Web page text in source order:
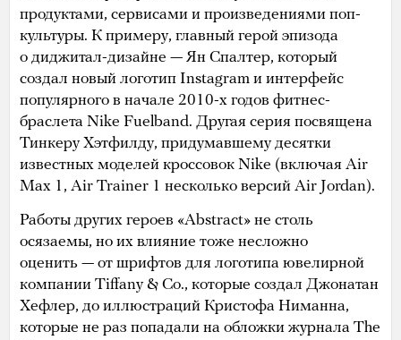
продуктами, сервисами и произведениями поп-
культуры. К примеру, главный герой эпизода
о диджитал-дизайне — Ян Спалтер, который
создал новый логотип Instagram и интерфейс
популярного в начале 2010-х годов фитнес-
браслета Nike Fuelband. Другая серия посвящена
Тинкеру Хэтфилду, придумавшему десятки
известных моделей кроссовок Nike (включая Air
Max 1, Air Trainer 1 несколько версий Air Jordan).
Работы других героев «Abstract» не столь
осязаемы, но их влияние тоже несложно
оценить — от шрифтов для логотипа ювелирной
компании Tiffany & Co., которые создал Джонатан
Хефлер, до иллюстраций Кристофа Ниманна,
которые не раз попадали на обложки журнала The